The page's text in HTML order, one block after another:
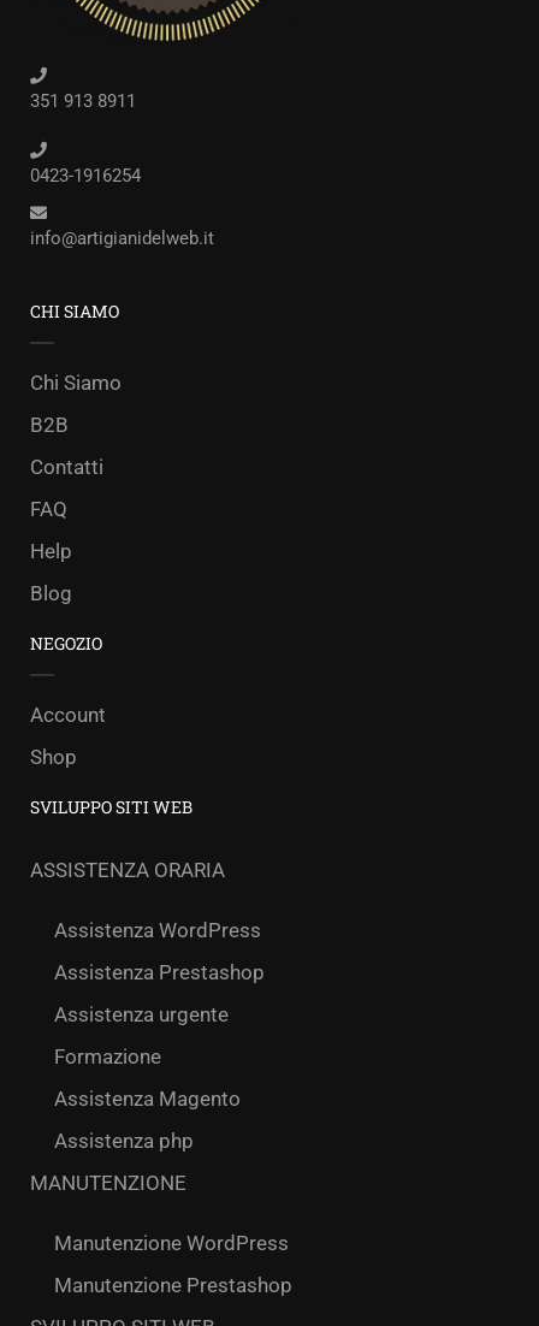
351 913 8911
0423-1916254
info@artigianidelweb.it
CHI SIAMO
Chi Siamo
B2B
Contatti
FAQ
Help
Blog
NEGOZIO
Account
Shop
SVILUPPO SITI WEB
ASSISTENZA ORARIA
Assistenza WordPress
Assistenza Prestashop
Assistenza urgente
Formazione
Assistenza Magento
Assistenza php
MANUTENZIONE
Manutenzione WordPress
Manutenzione Prestashop